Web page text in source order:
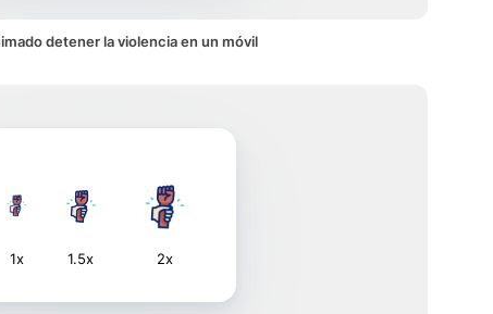
detener la violencia en un móvil
1x 1.5x 2x